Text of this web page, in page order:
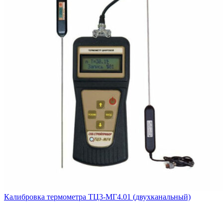
Калибровка термометра ТЦ3-МГ4.01 (двухканальный)